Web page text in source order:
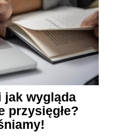
jak wygląda
przysięgłe?